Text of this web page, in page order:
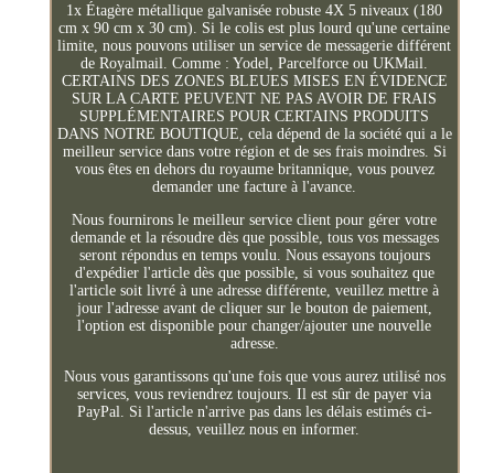
1x Étagère métallique galvanisée robuste 4X 5 niveaux (180
cm x 90 cm x 30 cm). Si le colis est plus lourd qu'une certaine
limite, nous pouvons utiliser un service de messagerie différent
de Royalmail. Comme : Yodel, Parcelforce ou UKMail.
CERTAINS DES ZONES BLEUES MISES EN ÉVIDENCE
SUR LA CARTE PEUVENT NE PAS AVOIR DE FRAIS
SUPPLÉMENTAIRES POUR CERTAINS PRODUITS
DANS NOTRE BOUTIQUE, cela dépend de la société qui a le
meilleur service dans votre région et de ses frais moindres. Si
vous êtes en dehors du royaume britannique, vous pouvez
demander une facture à l'avance.
Nous fournirons le meilleur service client pour gérer votre
demande et la résoudre dès que possible, tous vos messages
seront répondus en temps voulu. Nous essayons toujours
d'expédier l'article dès que possible, si vous souhaitez que
l'article soit livré à une adresse différente, veuillez mettre à
jour l'adresse avant de cliquer sur le bouton de paiement,
l'option est disponible pour changer/ajouter une nouvelle
adresse.
Nous vous garantissons qu'une fois que vous aurez utilisé nos
services, vous reviendrez toujours. Il est sûr de payer via
PayPal. Si l'article n'arrive pas dans les délais estimés ci-
dessus, veuillez nous en informer.